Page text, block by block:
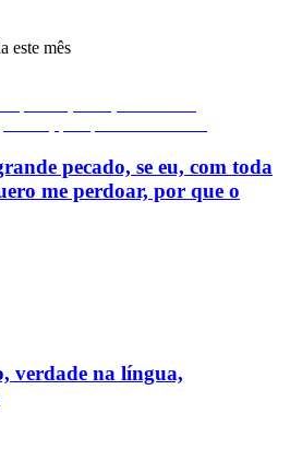
este mês
pecado, se eu, com toda
me perdoar, por que o
verdade na língua,